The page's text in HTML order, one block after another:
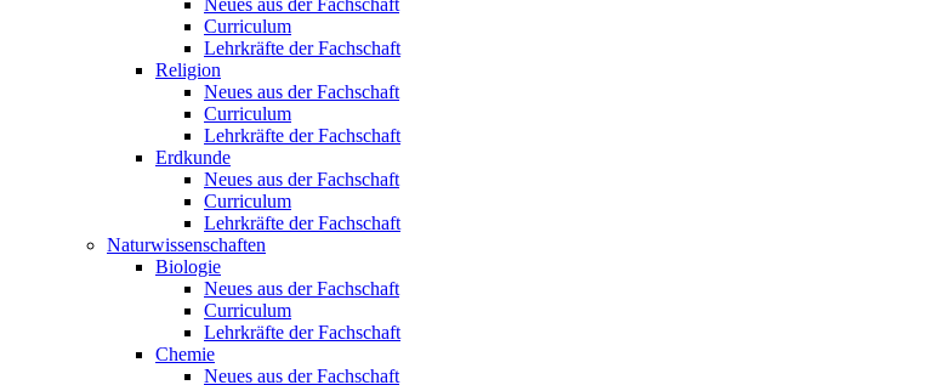
Neues aus der Fachschaft
Curriculum
Lehrkräfte der Fachschaft
Religion
Neues aus der Fachschaft
Curriculum
Lehrkräfte der Fachschaft
Erdkunde
Neues aus der Fachschaft
Curriculum
Lehrkräfte der Fachschaft
Naturwissenschaften
Biologie
Neues aus der Fachschaft
Curriculum
Lehrkräfte der Fachschaft
Chemie
Neues aus der Fachschaft